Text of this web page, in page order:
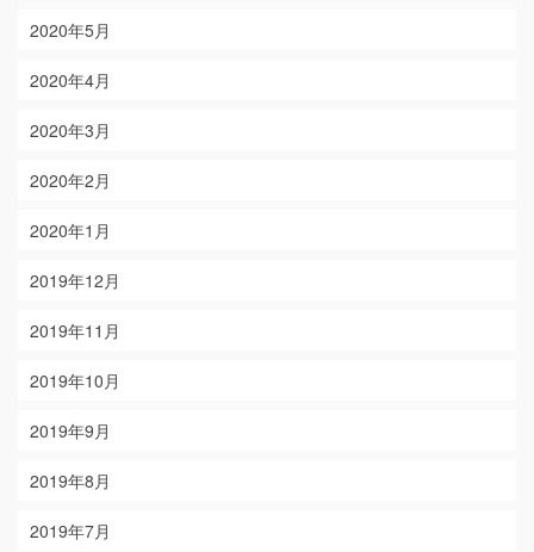
2020年5月
2020年4月
2020年3月
2020年2月
2020年1月
2019年12月
2019年11月
2019年10月
2019年9月
2019年8月
2019年7月